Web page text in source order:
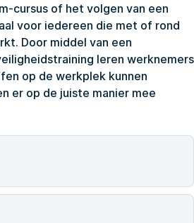
cursus of het volgen van een
voor iedereen die met of rond
Door middel van een
leren werknemers
op de werkplek kunnen
er op de juiste manier mee